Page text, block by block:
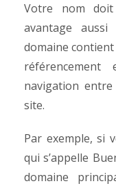
Votre nom
avantage
domaine
navigation
site.
Par exemple, si
qui s’appelle
domaine